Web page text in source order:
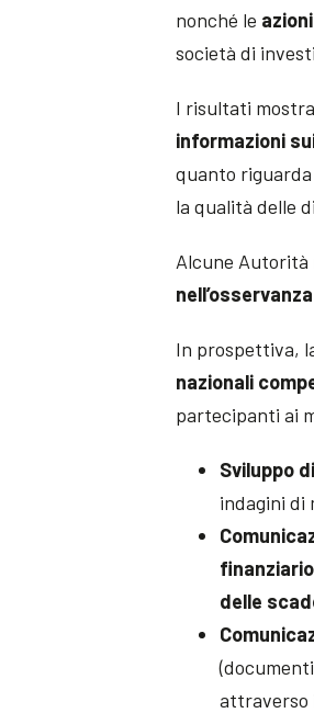
nonché le azioni
società di
I risultati
informazioni
quanto
la qualità delle
Alcune Autorità
In prospettiva,
nazionali
partecipanti ai
Sviluppo
indagini di
finanziario
delle
attraverso